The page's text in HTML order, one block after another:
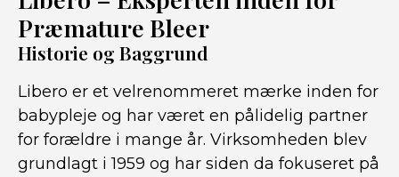
Præmature Bleer
Historie og Baggrund
Libero er et velrenommeret mærke inden for
babypleje og har været en pålidelig partner
for forældre i mange år. Virksomheden blev
grundlagt i 1959 og har siden da fokuseret på